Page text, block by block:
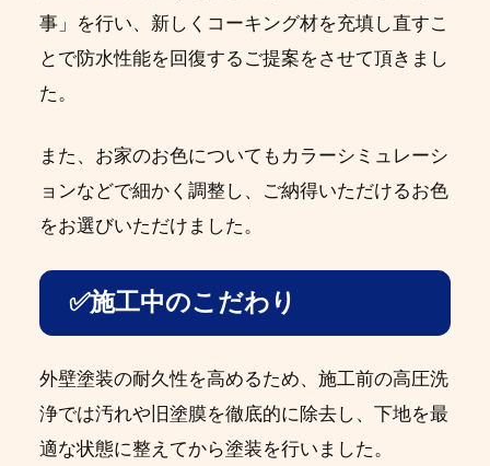
事」を行い、新しくコーキング材を充填し直すこ
とで防水性能を回復するご提案をさせて頂きまし
た。
また、お家のお色についてもカラーシミュレーシ
ョンなどで細かく調整し、ご納得いただけるお色
をお選びいただけました。
✅施工中のこだわり
外壁塗装の耐久性を高めるため、施工前の高圧洗
浄では汚れや旧塗膜を徹底的に除去し、下地を最
適な状態に整えてから塗装を行いました。